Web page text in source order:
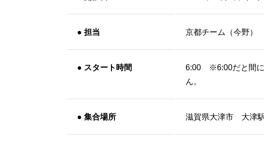
● 担当 京都チーム（今野）
● スタート時間
6:00 ※6:00だと間に
ん。
● 集合場所 滋賀県大津市 大津